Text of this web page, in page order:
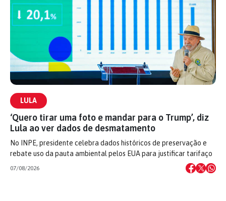
LULA
‘Quero tirar uma foto e mandar para o Trump’, diz
Lula ao ver dados de desmatamento
No INPE, presidente celebra dados históricos de preservação e
rebate uso da pauta ambiental pelos EUA para justificar tarifaço
07/08/2026